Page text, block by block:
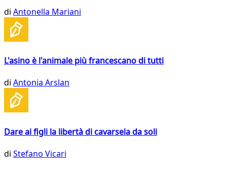
di Antonella Mariani
L'asino è l'animale più francescano di tutti
di Antonia Arslan
Dare ai figli la libertà di cavarsela da soli
di Stefano Vicari